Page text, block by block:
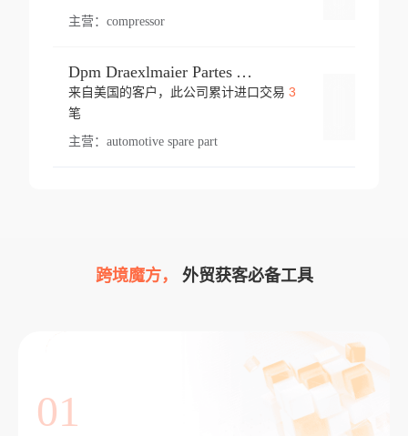
主营： compressor
Dpm Draexlmaier Partes Automotrices Corr Ind Huejotzingo
来自美国的客户，此公司累计进口交易 3
笔
主营： automotive spare part
跨境魔方， 外贸获客必备工具
01